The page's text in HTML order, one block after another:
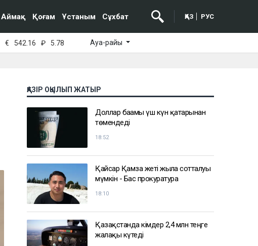
Аймақ Қоғам Ұстаным Сұхбат ҚАЗ РУС
€ 542.16 ₽ 5.78 Ауа-райы
ҚАЗІР ОҚЫЛЫП ЖАТЫР
Доллар бағамы үш күн қатарынан
төмендеді
18:52
Қайсар Қамза жеті жылға сотталуы
мүмкін - Бас прокуратура
18:10
Қазақстанда кімдер 2,4 млн теңге
жалақы күтеді